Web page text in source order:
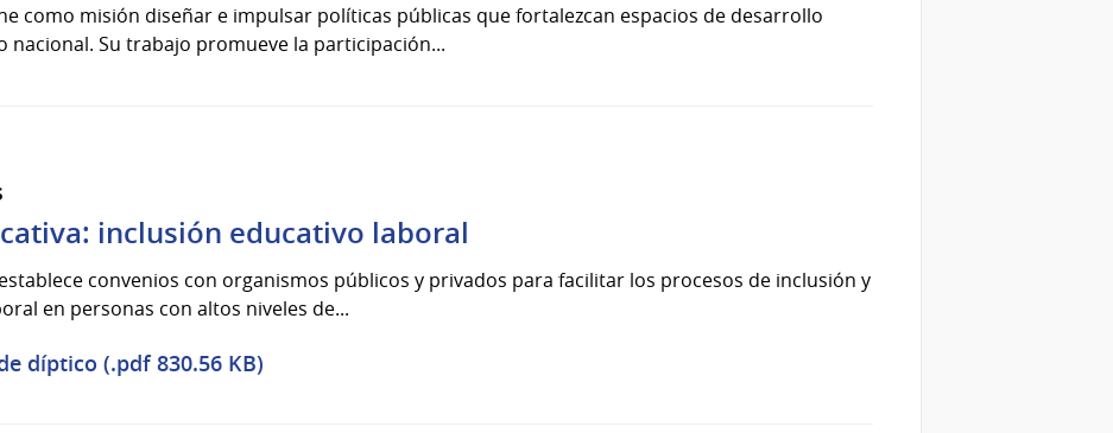
como misión diseñar e impulsar políticas públicas que fortalezcan espacios de desarrollo
Su trabajo promueve la participación...
inclusión educativo laboral
convenios con organismos públicos y privados para facilitar los procesos de inclusión y
en personas con altos niveles de...
díptico (.pdf 830.56 KB)